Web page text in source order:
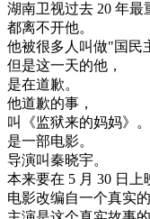
湖南卫视过去 20 年最
都离不开他。
他被很多人叫做"国民
但是这一天的他 ，
是在道歉。
他道歉的事 ，
叫
《监狱来的妈妈》 。
是一部电影。
导演叫秦晓宇。
本来要在 5 月 30 日 上
电影改编自一个真实的